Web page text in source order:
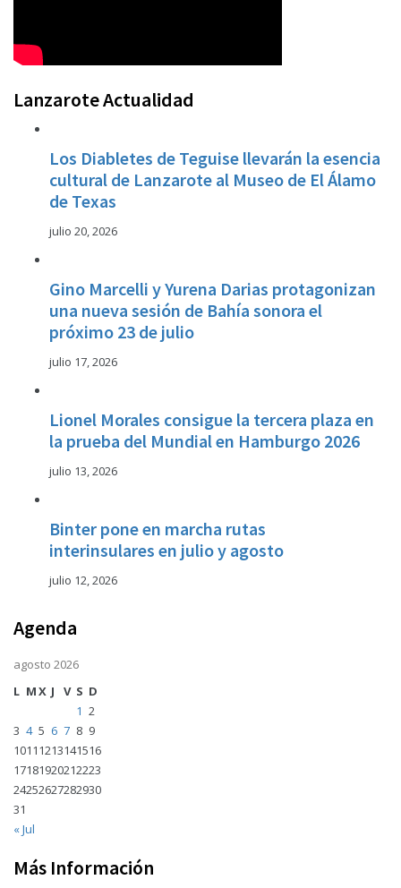
Lanzarote Actualidad
Los Diabletes de Teguise llevarán la esencia
cultural de Lanzarote al Museo de El Álamo
de Texas
julio 20, 2026
Gino Marcelli y Yurena Darias protagonizan
una nueva sesión de Bahía sonora el
próximo 23 de julio
julio 17, 2026
Lionel Morales consigue la tercera plaza en
la prueba del Mundial en Hamburgo 2026
julio 13, 2026
Binter pone en marcha rutas
interinsulares en julio y agosto
julio 12, 2026
Agenda
agosto 2026
L MX J V S D
1 2
3 4 5 6 7 8 9
10111213141516
17181920212223
24252627282930
31
« Jul
Más Información